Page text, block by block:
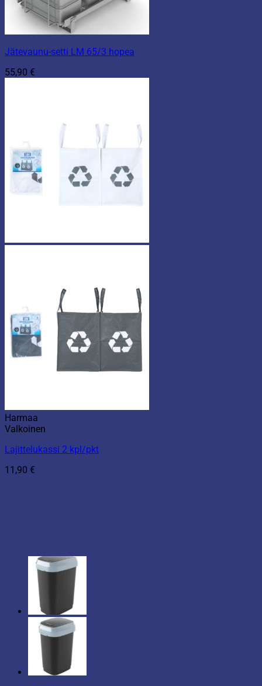
Jätevaunu-setti LM 65/3 hopea
55,90 €
Harmaa
Valkoinen
Lajittelukassi 2 kpl/pkt
11,90 €